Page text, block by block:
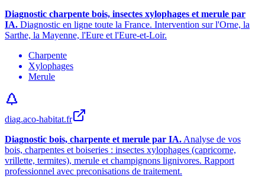
Diagnostic charpente bois, insectes xylophages et merule par
IA. Diagnostic en ligne toute la France. Intervention sur l'Orne, la
Sarthe, la Mayenne, l'Eure et l'Eure-et-Loir.
Charpente
Xylophages
Merule
diag.aco-habitat.fr
Diagnostic bois, charpente et merule par IA.Analyse de vos
bois, charpentes et boiseries : insectes xylophages (capricorne,
vrillette, termites), merule et champignons lignivores. Rapport
professionnel avec preconisations de traitement.